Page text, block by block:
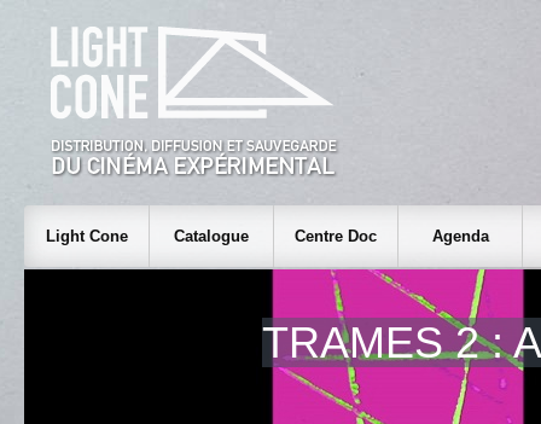
Light Cone Catalogue Centre Doc Agenda
TRAMES 2 :